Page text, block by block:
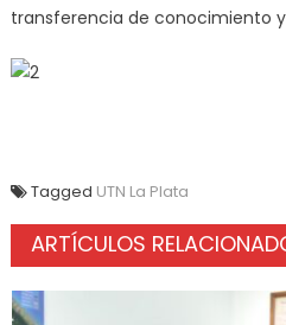
transferencia de conocimiento
Tagged UTN La Plata
ARTÍCULOS